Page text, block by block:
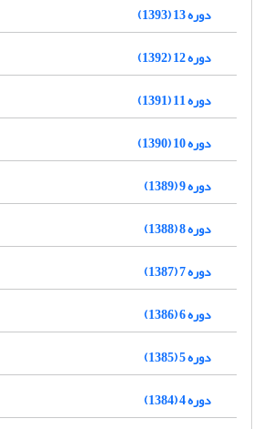
دوره 13 (1393)
دوره 12 (1392)
دوره 11 (1391)
دوره 10 (1390)
دوره 9 (1389)
دوره 8 (1388)
دوره 7 (1387)
دوره 6 (1386)
دوره 5 (1385)
دوره 4 (1384)